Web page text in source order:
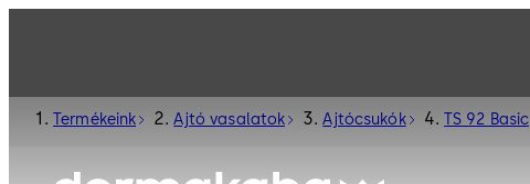
Termékeink Ajtó vasalatok Ajtócsukók TS 92 Basic